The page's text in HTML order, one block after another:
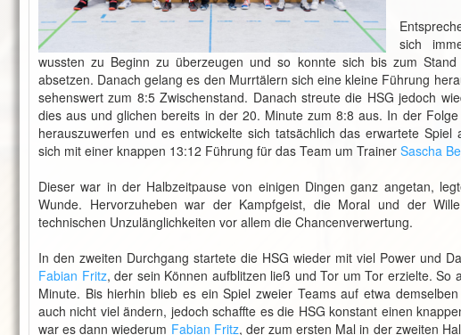
sich
wussten zu Beginn zu überzeugen und so konnte sich bis zum
absetzen. Danach gelang es den Murrtälern sich eine kleine Führung
sehenswert zum 8:5 Zwischenstand. Danach streute die HSG jedoch
dies aus und glichen bereits in der 20. Minute zum 8:8 aus. In der
herauszuwerfen und es entwickelte sich tatsächlich das erwartete
sich mit einer knappen 13:12 Führung für das Team um Trainer Sascha
Dieser war in der Halbzeitpause von einigen Dingen ganz angetan,
Wunde. Hervorzuheben war der Kampfgeist, die Moral und der
technischen Unzulänglichkeiten vor allem die Chancenverwertung.
In den zweiten Durchgang startete die HSG wieder mit viel Power und
Fabian Fritz, der sein Können aufblitzen ließ und Tor um Tor erzielte.
Minute. Bis hierhin blieb es ein Spiel zweier Teams auf etwa
auch nicht viel ändern, jedoch schaffte es die HSG konstant einen
war es dann wiederum Fabian Fritz, der zum ersten Mal in der zweiten